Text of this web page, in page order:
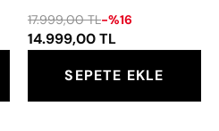
17.999,00 TL-%16
14.999,00 TL
SEPETE EKLE